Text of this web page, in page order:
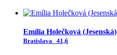
Emília Holečková (Jesenská)
Bratislava 41,6